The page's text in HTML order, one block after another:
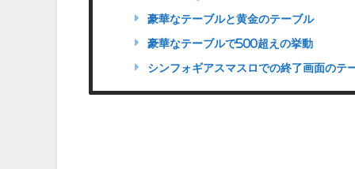
豪華なテーブルと黄金のテーブル
豪華なテーブルで500超えの挙動
シンフォギアスマスロでの終了画面のテ